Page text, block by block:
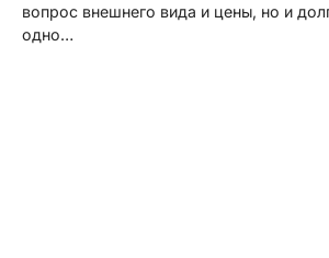
вопрос внешнего вида и цены, но и
одно…